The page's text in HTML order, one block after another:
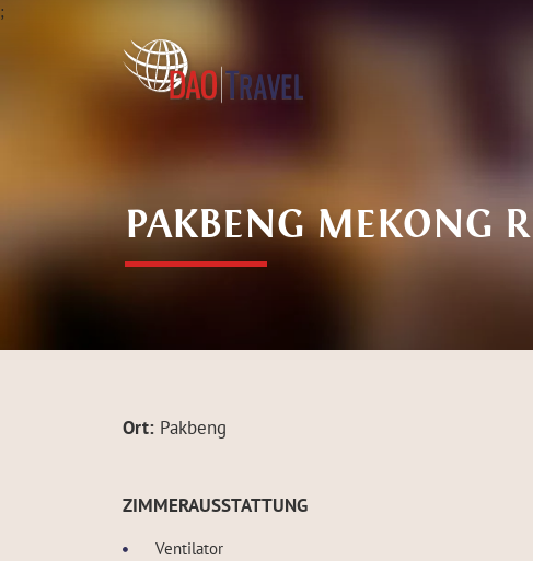
;
PAKBENG MEKONG
Ort: Pakbeng
ZIMMERAUSSTATTUNG
Ventilator